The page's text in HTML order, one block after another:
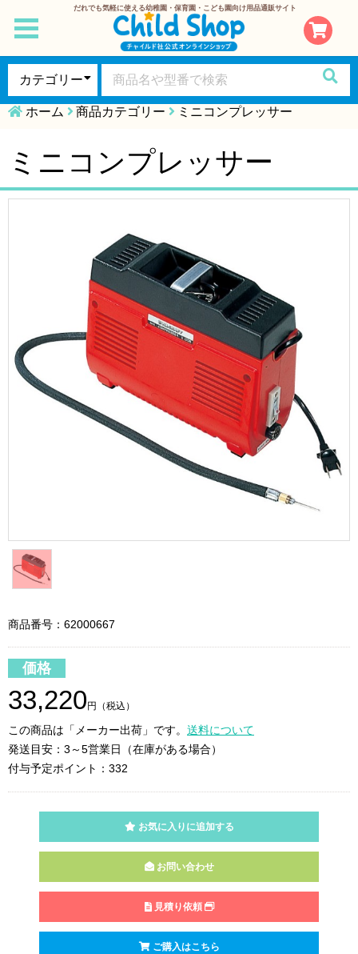
だれでも気軽に使える幼稚園・保育園・こども園向け用品通販サイト
toggle
navigation
ホーム 商品カテゴリー ミニコンプレッサー
ミニコンプレッサー
商品番号：62000667
価格
33,220 円（税込）
この商品は「メーカー出荷」です。 送料について
発送目安：3～5営業日（在庫がある場合）
付与予定ポイント：332
お気に入りに追加する
お問い合わせ
見積り依頼
ご購入はこちら